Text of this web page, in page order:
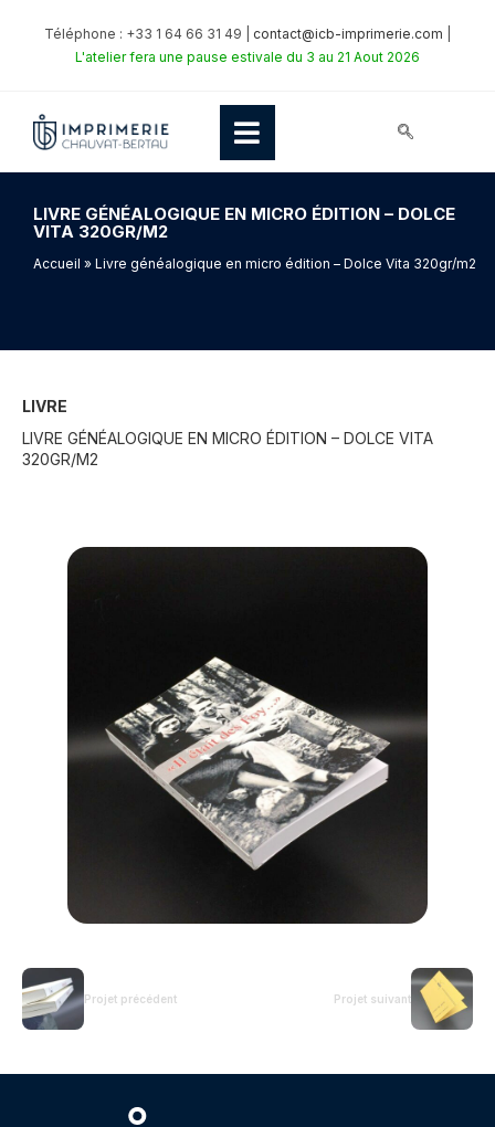
Téléphone : +33 1 64 66 31 49 | contact@icb-imprimerie.com
L'atelier fera une pause estivale du 3 au 21 Aout 2026
LIVRE GÉNÉALOGIQUE EN MICRO ÉDITION – DOLCE
VITA 320GR/M2
Accueil » Livre généalogique en micro édition – Dolce Vita 320gr/m2
LIVRE
LIVRE GÉNÉALOGIQUE EN MICRO ÉDITION – DOLCE VITA
320GR/M2
Projet précédent Projet suivant